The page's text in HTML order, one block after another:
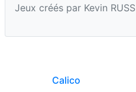
Jeux créés par Kevin RUSS
Calico